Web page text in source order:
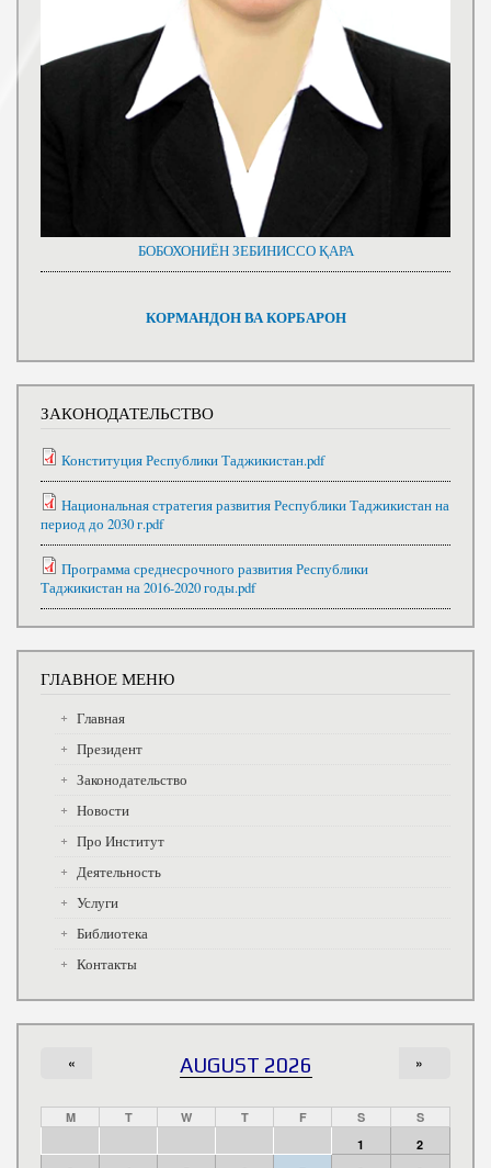
БОБОХОНИЁН ЗЕБИНИССО ҚАРА
КОРМАНДОН ВА КОРБАРОН
ЗАКОНОДАТЕЛЬСТВО
Конституция Республики Таджикистан.pdf
Национальная стратегия развития Республики Таджикистан на
период до 2030 г.pdf
Программа среднесрочного развития Республики
Таджикистан на 2016-2020 годы.pdf
ГЛАВНОЕ МЕНЮ
Главная
Президент
Законодательство
Новости
Про Институт
Деятельность
Услуги
Библиотека
Контакты
AUGUST 2026
« »
M T W T F S
S
1
2